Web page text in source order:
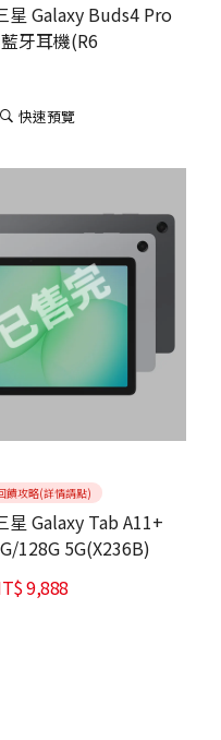
星 Galaxy Buds4 Pro
牙耳機(R6
快速預覽
饋攻略(詳情請點)
星 Galaxy Tab A11+
128G 5G(X236B)
9,888